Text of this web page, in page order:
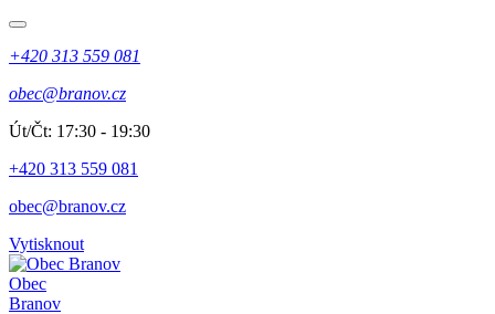
+420 313 559 081
obec@branov.cz
Út/Čt: 17:30 - 19:30
+420 313 559 081
obec@branov.cz
Vytisknout
Obec
Branov